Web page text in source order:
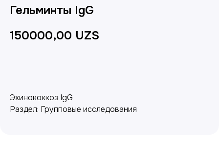
Гельминты IgG
150000,00 UZS
Эхинококкоз IgG
Раздел: Групповые исследования
Другие наши услуги